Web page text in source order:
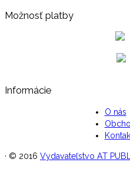
Možnosť platby
Informácie
O nás
· © 2016 Vydavateľstvo AT